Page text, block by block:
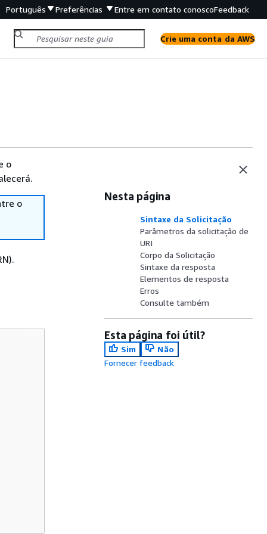
Português Preferências Entre em contato conoscoFeedback
Crie uma conta da AWS
o
o
Nesta página
Sintaxe da Solicitação
Parâmetros da solicitação de
URI
Corpo da Solicitação
Sintaxe da resposta
Elementos de resposta
Erros
Consulte também
Esta página foi útil?
Sim
Não
Fornecer feedback